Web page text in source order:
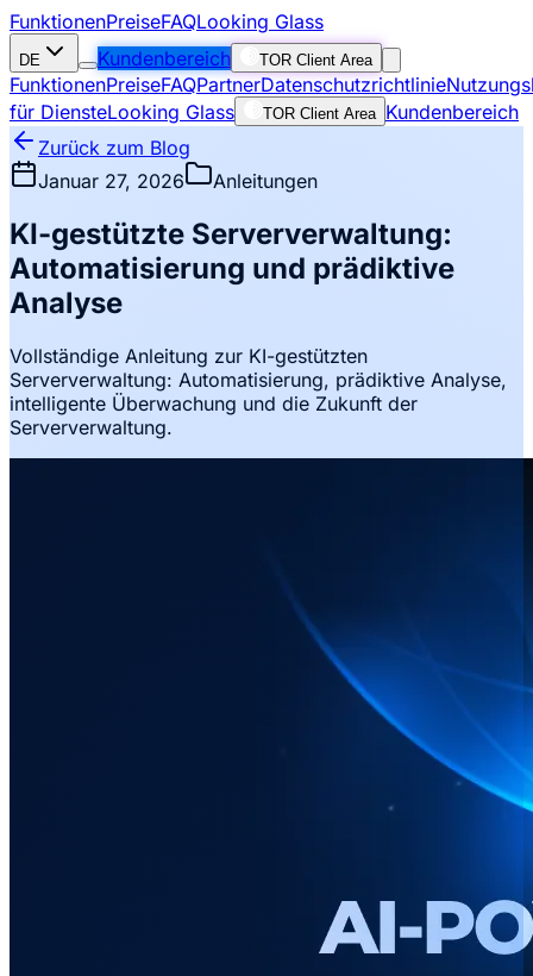
FunktionenPreiseFAQLooking Glass
DE Kundenbereich TOR Client Area
FunktionenPreiseFAQPartnerDatenschutzrichtlinie
für DiensteLooking Glass TOR Client Area Kundenbereich
Zurück zum Blog
Januar 27, 2026
Anleitungen
KI-gestützte Serververwaltung:
Automatisierung und prädiktive
Analyse
Vollständige Anleitung zur KI-gestützten
Serververwaltung: Automatisierung, prädiktive Analyse,
intelligente Überwachung und die Zukunft der
Serververwaltung.